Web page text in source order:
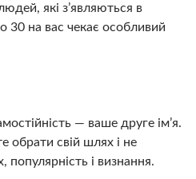
які з’являються в
30 на вас чекає особливий
— ваше друге ім’я.
обрати свій шлях і не
популярність і визнання.